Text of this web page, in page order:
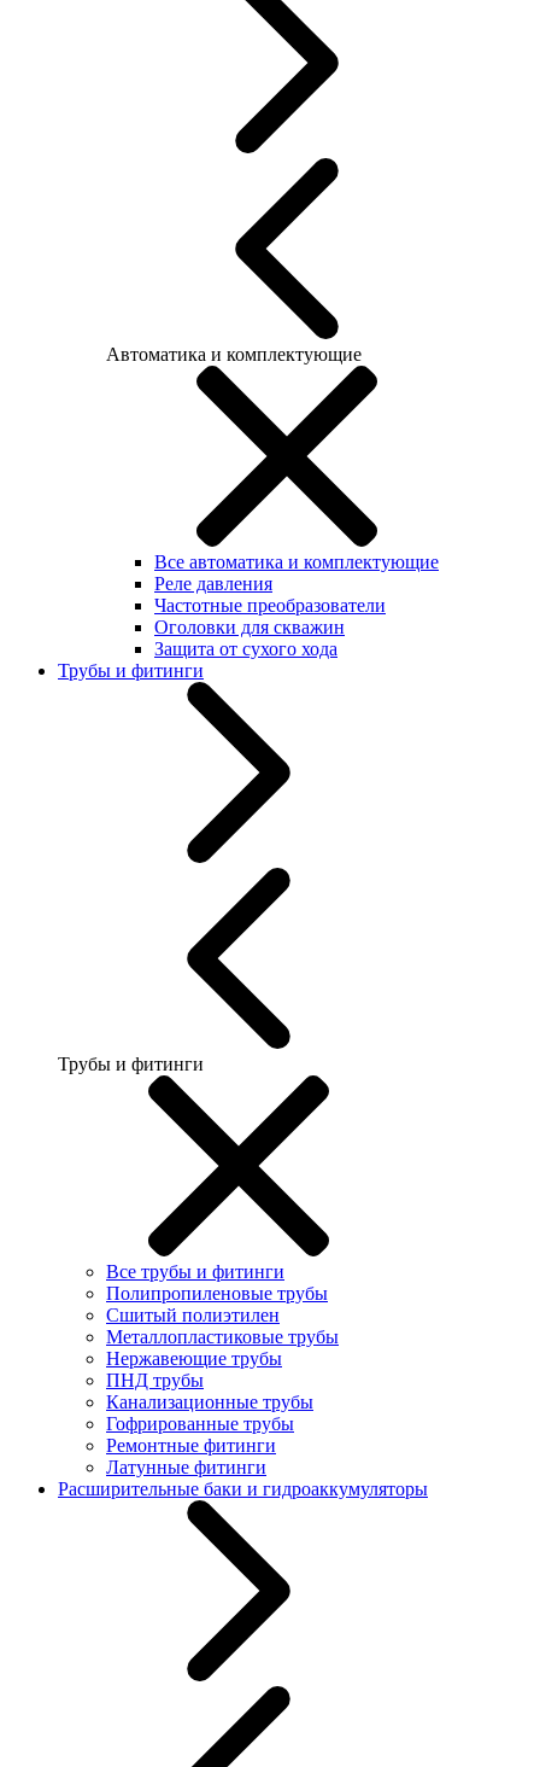
Автоматика и комплектующие
Все автоматика и комплектующие
Реле давления
Частотные преобразователи
Оголовки для скважин
Защита от сухого хода
Трубы и фитинги
Трубы и фитинги
Все трубы и фитинги
Полипропиленовые трубы
Сшитый полиэтилен
Металлопластиковые трубы
Нержавеющие трубы
ПНД трубы
Канализационные трубы
Гофрированные трубы
Ремонтные фитинги
Латунные фитинги
Расширительные баки и гидроаккумуляторы